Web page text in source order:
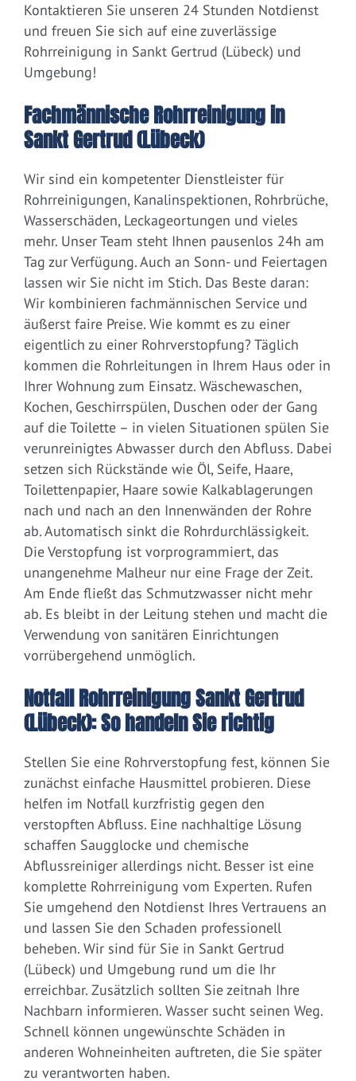
Kontaktieren Sie unseren 24 Stunden Notdienst
und freuen Sie sich auf eine zuverlässige
Rohrreinigung in Sankt Gertrud (Lübeck) und
Umgebung!
Fachmännische Rohrreinigung in
Sankt Gertrud (Lübeck)
Wir sind ein kompetenter Dienstleister für
Rohrreinigungen, Kanalinspektionen, Rohrbrüche,
Wasserschäden, Leckageortungen und vieles
mehr. Unser Team steht Ihnen pausenlos 24h am
Tag zur Verfügung. Auch an Sonn- und Feiertagen
lassen wir Sie nicht im Stich. Das Beste daran:
Wir kombinieren fachmännischen Service und
äußerst faire Preise. Wie kommt es zu einer
eigentlich zu einer Rohrverstopfung? Täglich
kommen die Rohrleitungen in Ihrem Haus oder in
Ihrer Wohnung zum Einsatz. Wäschewaschen,
Kochen, Geschirrspülen, Duschen oder der Gang
auf die Toilette – in vielen Situationen spülen Sie
verunreinigtes Abwasser durch den Abfluss. Dabei
setzen sich Rückstände wie Öl, Seife, Haare,
Toilettenpapier, Haare sowie Kalkablagerungen
nach und nach an den Innenwänden der Rohre
ab. Automatisch sinkt die Rohrdurchlässigkeit.
Die Verstopfung ist vorprogrammiert, das
unangenehme Malheur nur eine Frage der Zeit.
Am Ende fließt das Schmutzwasser nicht mehr
ab. Es bleibt in der Leitung stehen und macht die
Verwendung von sanitären Einrichtungen
vorrübergehend unmöglich.
Notfall Rohrreinigung Sankt Gertrud
(Lübeck): So handeln Sie richtig
Stellen Sie eine Rohrverstopfung fest, können Sie
zunächst einfache Hausmittel probieren. Diese
helfen im Notfall kurzfristig gegen den
verstopften Abfluss. Eine nachhaltige Lösung
schaffen Saugglocke und chemische
Abflussreiniger allerdings nicht. Besser ist eine
komplette Rohrreinigung vom Experten. Rufen
Sie umgehend den Notdienst Ihres Vertrauens an
und lassen Sie den Schaden professionell
beheben. Wir sind für Sie in Sankt Gertrud
(Lübeck) und Umgebung rund um die Ihr
erreichbar. Zusätzlich sollten Sie zeitnah Ihre
Nachbarn informieren. Wasser sucht seinen Weg.
Schnell können ungewünschte Schäden in
anderen Wohneinheiten auftreten, die Sie später
zu verantworten haben.